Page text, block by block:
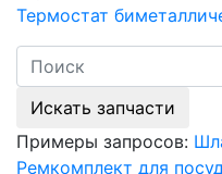
Термостат
Искать запчасти
Примеры запросов:
Ремкомплект для